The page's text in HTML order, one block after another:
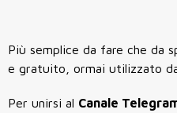
Più semplice da fare che da
e gratuito, ormai utilizzato
Per unirsi al Canale